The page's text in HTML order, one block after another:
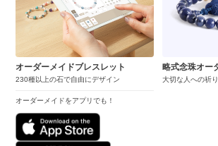
オーダーメイドブレスレット
230種以上の石で自由にデザイン
オーダーメイドをアプリでも！
略式念珠オー
大切な人への祈